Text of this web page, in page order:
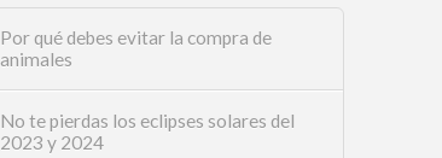
Por qué debes evitar la compra de
animales
No te pierdas los eclipses solares del
2023 y 2024